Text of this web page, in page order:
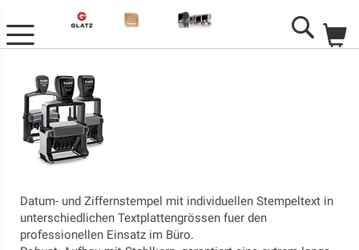
Search
Datum- und Ziffernstempel mit individuellen Stempeltext in
unterschiedlichen Textplattengrössen fuer den
professionellen Einsatz im Büro.